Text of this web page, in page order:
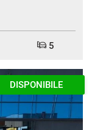
5
AZIENDALE